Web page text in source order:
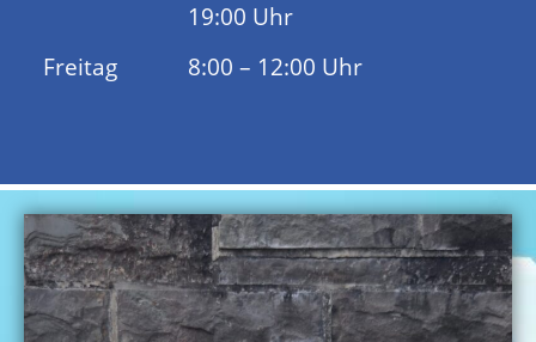
19:00 Uhr
Freitag
8:00 – 12:00 Uhr